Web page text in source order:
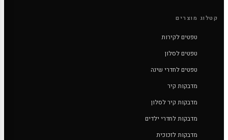
קטלוג מוצרים
טפטים לקירות
טפטים לסלון
טפטים לחדרי שינה
מדבקות קיר
מדבקות קיר לסלון
מדבקות לחדרי ילדים
מדבקות לזכוכית